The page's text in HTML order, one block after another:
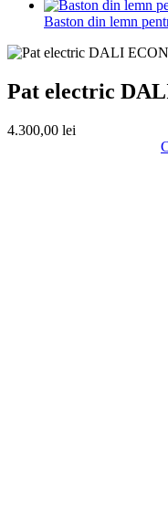
Baston din lemn
Pat electric
4.300,00 lei